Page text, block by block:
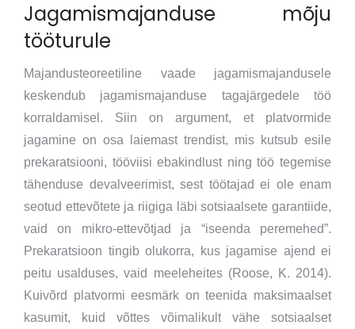
Jagamismajanduse mõju
tööturule
Majandusteoreetiline vaade jagamismajandusele
keskendub jagamismajanduse tagajärgedele töö
korraldamisel. Siin on argument, et platvormide
jagamine on osa laiemast trendist, mis kutsub esile
prekaratsiooni, tööviisi ebakindlust ning töö tegemise
tähenduse devalveerimist, sest töötajad ei ole enam
seotud ettevõtete ja riigiga läbi sotsiaalsete garantiide,
vaid on mikro-ettevõtjad ja “iseenda peremehed”.
Prekaratsioon tingib olukorra, kus jagamise ajend ei
peitu usalduses, vaid meeleheites (Roose, K. 2014).
Kuivõrd platvormi eesmärk on teenida maksimaalset
kasumit, kuid võttes võimalikult vähe sotsiaalset